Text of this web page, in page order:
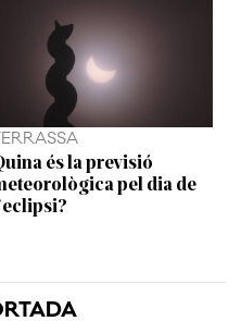
és la previsió
pel dia de